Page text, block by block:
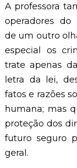
A professora
operadores do
de um outro
especial os
trate apenas
letra da lei,
fatos e razões
humana; mas
proteção dos
futuro seguro
geral.